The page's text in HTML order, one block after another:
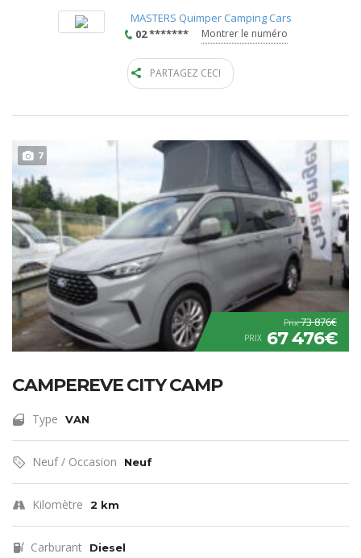
MASTERS Quimper Camping Cars
02 *******
Montrer le numéro
PARTAGEZ CECI
7
Prix73 876€
PRIX 67 476€
CAMPEREVE CITY CAMP
Type VAN
Neuf / Occasion Neuf
Kilomètre 2 km
Carburant Diesel